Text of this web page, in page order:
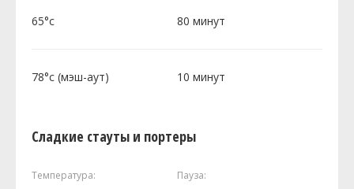
65°c 80 минут
78°c (мэш-аут) 10 минут
Сладкие стауты и портеры
Температура: Пауза: